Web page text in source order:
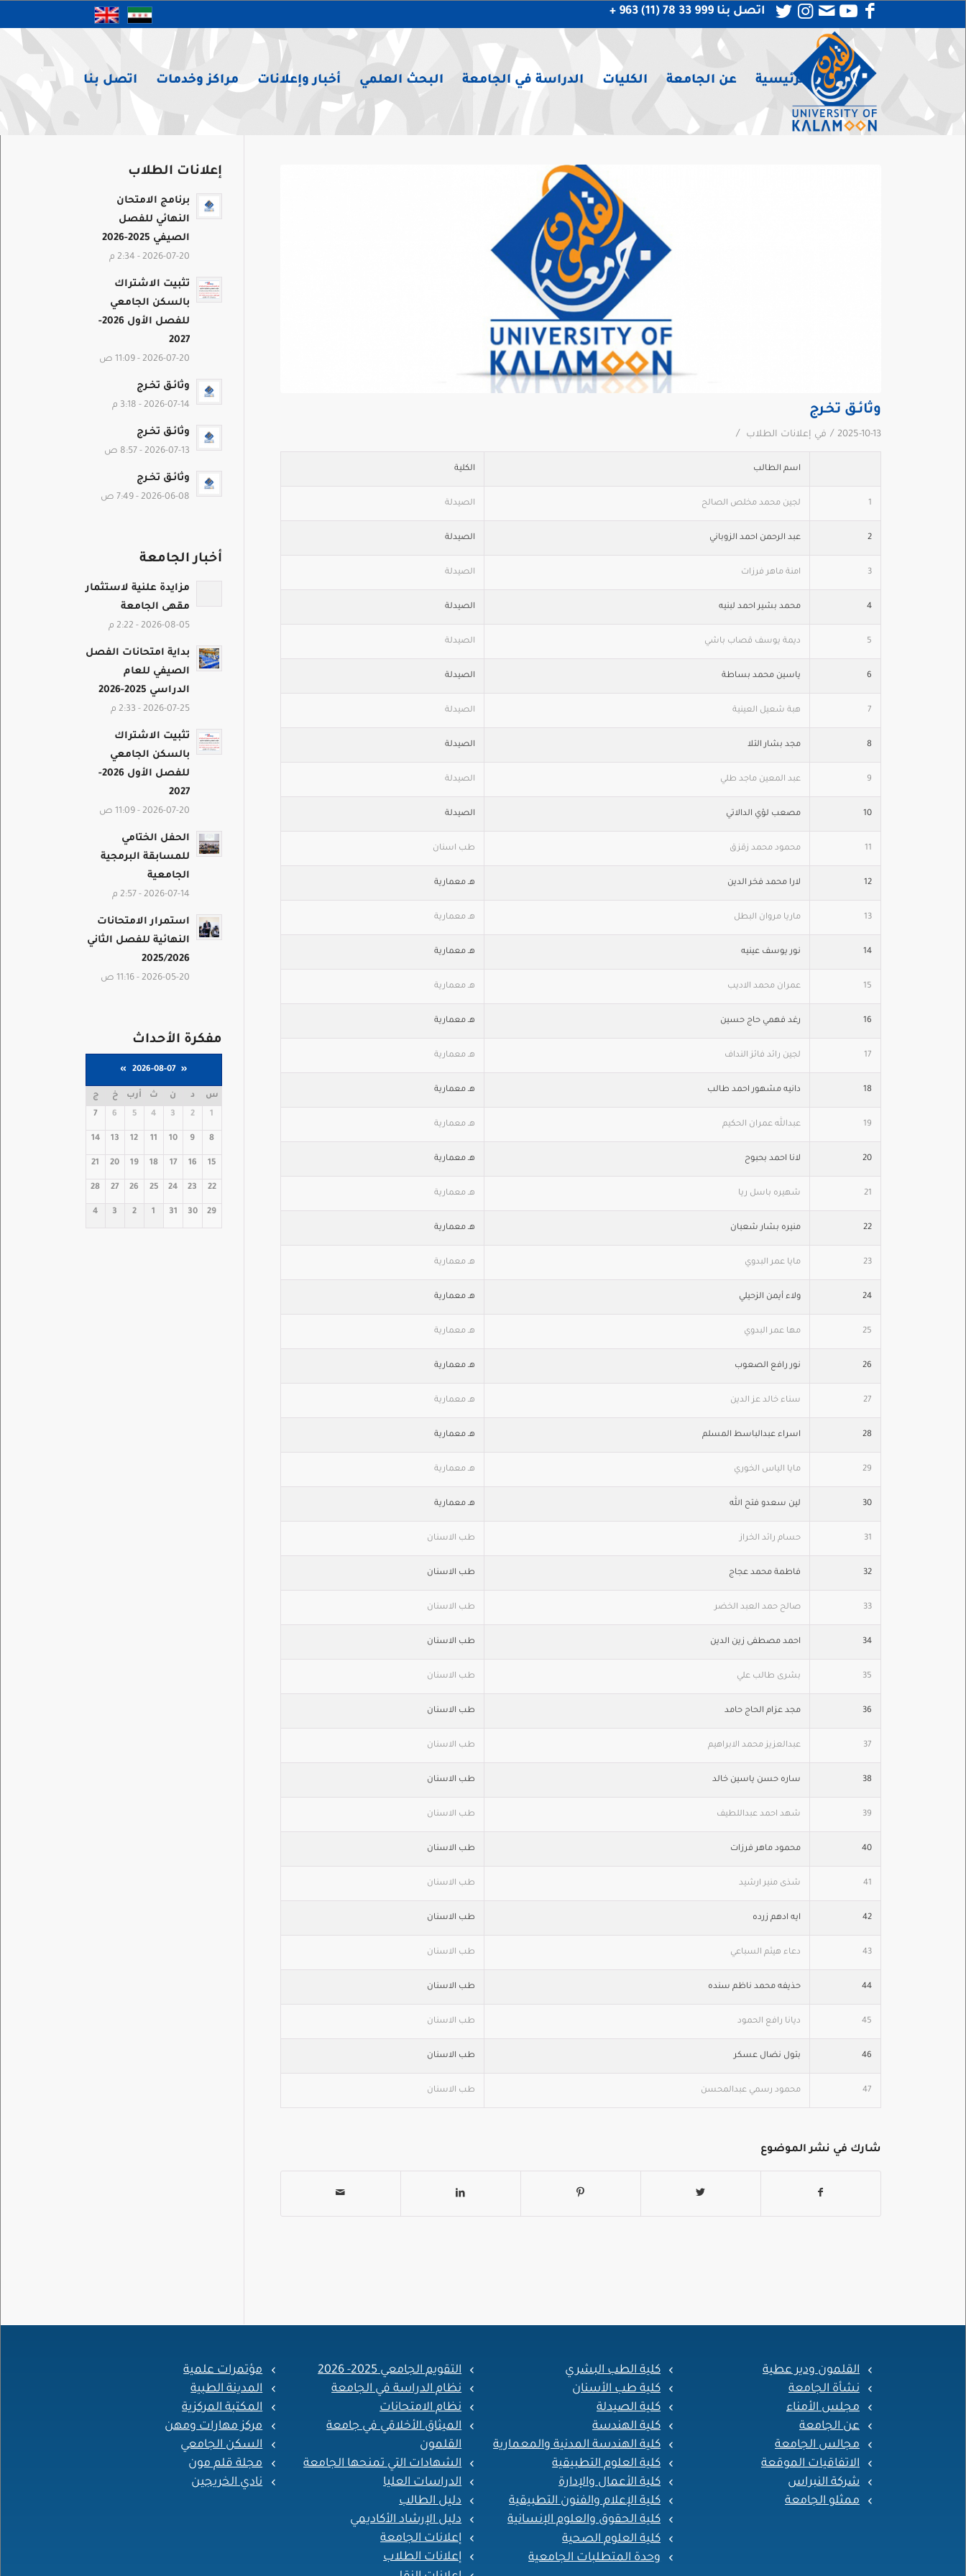
اتصل بنا 999 33 78 (11) 963 +
الرئيسية عن الجامعة الكليات الدراسة في الجامعة البحث العلمي أخبار وإعلانات مراكز وخدمات اتصل بنا
وثائـق تخـرج
2025-10-13
/ في إعلانات الطلاب /
اسم الطالب الكلية
1 لجين محمد مخلص الصالح الصيدلة
2 عبد الرحمن احمد الزوباني الصيدلة
3 امنة ماهر فرزات الصيدلة
4 محمد بشير احمد لبنيه الصيدلة
5 ديمة يوسف قصاب باشي الصيدلة
6 ياسين محمد بساطة الصيدلة
7 هبة شعيل العينية الصيدلة
8 مجد بشار التلا الصيدلة
9 عبد المعين ماجد طلي الصيدلة
10 مصعب لؤي الدالاتي الصيدلة
11 محمود محمد زقزق طب اسنان
12 لارا محمد فخر الدين هـ معمارية
13 ماريا مروان البطل هـ معمارية
14 نور يوسف عينيه هـ معمارية
15 عمران محمد الاديب هـ معمارية
16 رغد فهمي حاج حسين هـ معمارية
17 لجين رائد فائز النداف هـ معمارية
18 دانيه مشهور احمد طالب هـ معمارية
19 عبدالله عمران الحكيم هـ معمارية
20 لانا احمد بحبوح هـ معمارية
21 شهيره باسل ريا هـ معمارية
22 منيره بشار شعبان هـ معمارية
23 مايا عمر البدوي هـ معمارية
24 ولاء أيمن الزحيلي هـ معمارية
25 مها عمر البدوي هـ معمارية
26 نور رافع الصعوب هـ معمارية
27 سناء خالد عز الدين هـ معمارية
28 اسراء عبدالباسط المسلم هـ معمارية
29 مايا الياس الخوري هـ معمارية
30 لين سعدو فتح الله هـ معمارية
31 حسام رائد الخراز طب الاسنان
32 فاطمة محمد عجاج طب الاسنان
33 صالح حمد العبد الخضر طب الاسنان
34 احمد مصطفى زين الدين طب الاسنان
35 بشرى طالب علي طب الاسنان
36 مجد عزام الحاج حامد طب الاسنان
37 عبدالعزيز محمد الابراهيم طب الاسنان
38 ساره حسن ياسين خالد طب الاسنان
39 شهد احمد عبداللطيف طب الاسنان
40 محمود ماهر فرزات طب الاسنان
41 شذى منير ارشيد طب الاسنان
42 ايه ادهم زرده طب الاسنان
43 دعاء هيثم السباعي طب الاسنان
44 حذيفه محمد ناظم سنده طب الاسنان
45 ديانا رافع الحمود طب الاسنان
46 بتول نضال عسكر طب الاسنان
47 محمود رسمي عبدالمحسن طب الاسنان
شارك في نشر الموضوع
إعلانات الطلاب
برنامج الامتحان
النهائي للفصل
الصيفي 2025-2026
2026-07-20 - 2:34 م
تثبيت الاشتراك
بالسكن الجامعي
للفصل الأول 2026-
2027
2026-07-20 - 11:09 ص
وثائـق تخـرج
2026-07-14 - 3:18 م
وثائـق تخـرج
2026-07-13 - 8:57 ص
وثائـق تخـرج
2026-06-08 - 7:49 ص
أخبار الجامعة
مزايدة علنية لاستثمار
مقهى الجامعة
2026-08-05 - 2:22 م
بداية امتحانات الفصل
الصيفي للعام
الدراسي 2025-2026
2026-07-25 - 2:33 م
تثبيت الاشتراك
بالسكن الجامعي
للفصل الأول 2026-
2027
2026-07-20 - 11:09 ص
الحفل الختامي
للمسابقة البرمجية
الجامعية
2026-07-14 - 2:57 م
استمرار الامتحانات
النهائية للفصل الثاني
2025/2026
2026-05-20 - 11:16 ص
مفكرة الأحداث
«
2026-08-07
»
س د ن ث أرب خ
ج
1
2
3
4
5
6
7
8
9
10
11
12
13
14
15
16
17
18
19
20
21
22
23
24
25
26
27
28
29
30
31
1
2
3
4
القلمون ودير عطية
نشأة الجامعة
مجلس الأمناء
عن الجامعة
مجالس الجامعة
الاتفاقيات الموقعة
شركة النبراس
ممثلو الجامعة
كلية الطب البشري
كلية طب الأسنان
كلية الصيدلة
كلية الهندسة
كلية الهندسة المدنية والمعمارية
كلية العلوم التطبيقية
كلية الأعمال والإدارة
كلية الإعلام والفنون التطبيقية
كلية الحقوق والعلوم الإنسانية
كلية العلوم الصحية
وحدة المتطلبات الجامعية
التقويم الجامعي 2025- 2026
نظام الدراسة في الجامعة
نظام الامتحانات
الميثاق الأخلاقي في جامعة
القلمون
الشهادات التي تمنحها الجامعة
الدراسات العليا
دليل الطالب
دليل الإرشاد الأكاديمي
إعلانات الجامعة
إعلانات الطلاب
مؤتمرات علمية
المدينة الطبية
المكتبة المركزية
مركز مهارات ومهن
السكن الجامعي
مجلة قلم مون
نادي الخريجين